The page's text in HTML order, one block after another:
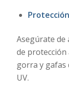
Asegúrate
de protección
gorra y gafas
UV.